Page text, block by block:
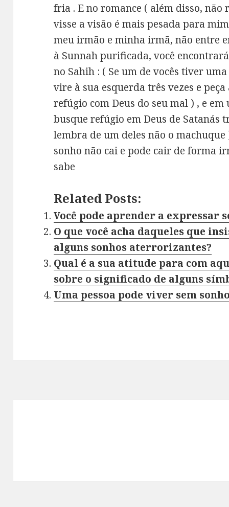
fria . E no romance ( além disso, não
visse a visão é mais pesada para
meu irmão e minha irmã, não entre
à Sunnah purificada, você
no Sahih : ( Se um de vocês tiver
vire à sua esquerda três vezes e
refúgio com Deus do seu mal ) , e
busque refúgio em Deus de Satanás
lembra de um deles não o machuque
sonho não cai e pode cair de forma
sabe
Related Posts:
Você pode aprender a expressar
O que você acha daqueles que
alguns sonhos aterrorizantes?
Qual é a sua atitude para com
sobre o significado de alguns
Uma pessoa pode viver sem